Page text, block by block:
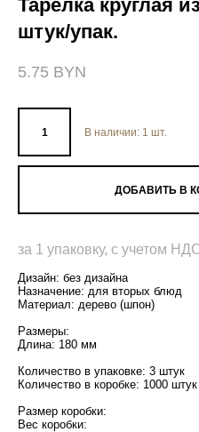
Тарелка круглая
штук/упак.
5.75 BYN
В наличии: 1 шт.
ДОБАВИТЬ В
за 1 упаковку, с учетом
Дизайн: без дизайна
Назначение: для вторых блюд
Материал: дерево (шпон)
Размеры:
Длина: 180 мм
Количество в упаковке: 3 штук
Количество в коробке: 1000 штук
Размер коробки:
Вес коробки: